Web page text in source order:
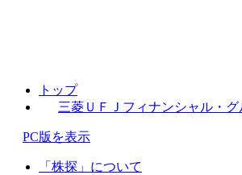
トップ
三菱ＵＦＪフィナンシャル・グ
PC版を表示
「株探」について